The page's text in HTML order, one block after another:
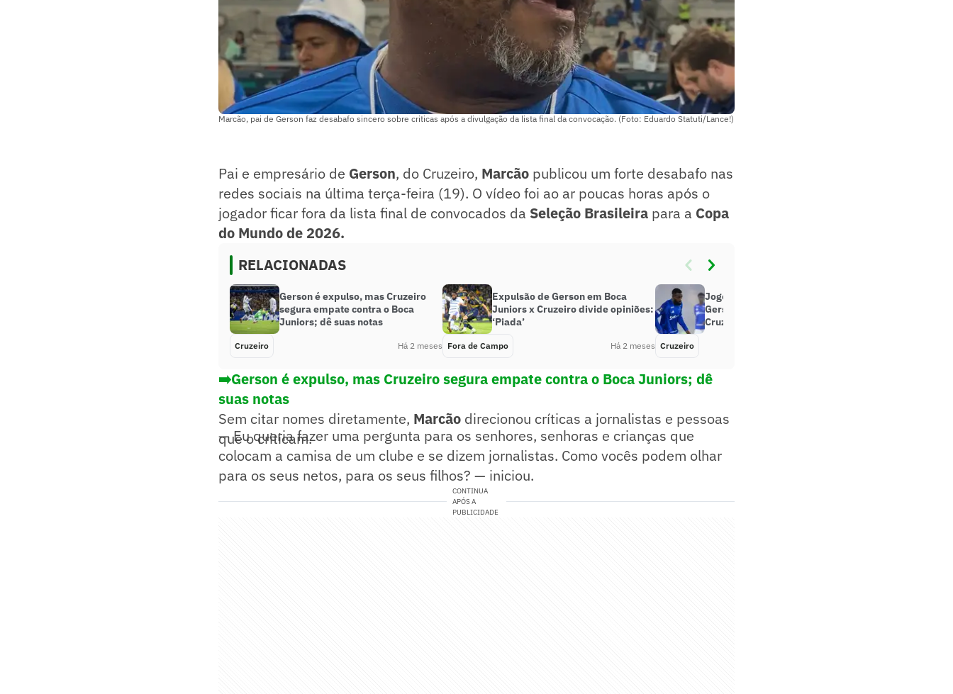
Marcão, pai de Gerson faz desabafo sincero sobre criticas após a divulgação da lista final da convocação. (Foto: Eduardo Statuti/Lance!)
Pai e empresário de Gerson, do Cruzeiro, Marcão publicou um forte desabafo nas
redes sociais na última terça-feira (19). O vídeo foi ao ar poucas horas após o
jogador ficar fora da lista final de convocados da Seleção Brasileira para a Copa
do Mundo de 2026.
RELACIONADAS
Gerson é expulso, mas Cruzeiro
segura empate contra o Boca
Juniors; dê suas notas
Cruzeiro Há 2 meses
Expulsão de Gerson em Boca
Juniors x Cruzeiro divide opiniões:
‘Piada’
Fora de Campo Há 2 meses
Jogo condicionado pela expulsão?
Gerson reage a empate do
Cruzeiro
Cruzeiro
➡️Gerson é expulso, mas Cruzeiro segura empate contra o Boca Juniors; dê
suas notas
Sem citar nomes diretamente, Marcão direcionou críticas a jornalistas e pessoas
que o criticam.
— Eu queria fazer uma pergunta para os senhores, senhoras e crianças que
colocam a camisa de um clube e se dizem jornalistas. Como vocês podem olhar
para os seus netos, para os seus filhos? — iniciou.
CONTINUA
APÓS A
PUBLICIDADE